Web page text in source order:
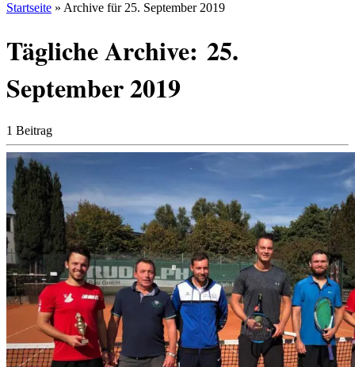
Startseite » Archive für 25. September 2019
Tägliche Archive: 25.
September 2019
1 Beitrag